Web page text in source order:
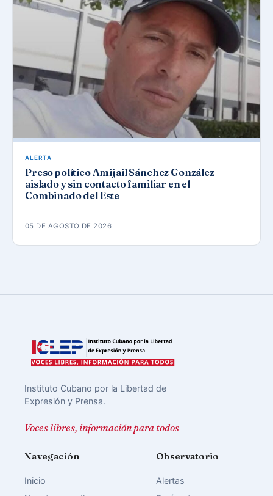
ALERTA
Preso político Amijail Sánchez González
aislado y sin contacto familiar en el
Combinado del Este
05 DE AGOSTO DE 2026
Instituto Cubano por la Libertad de
Expresión y Prensa.
Voces libres, información para todos
Navegación
Inicio
Observatorio
Alertas